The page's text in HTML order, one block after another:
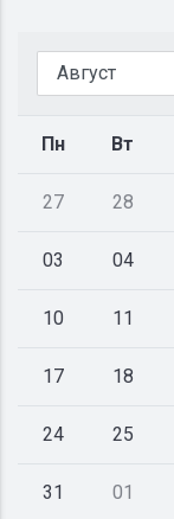
Пн Вт
27 28
03 04
10 11
17 18
24 25
31 01